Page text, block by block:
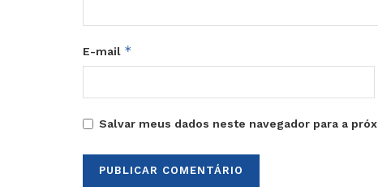
E-mail *
Salvar meus dados neste navegador para a